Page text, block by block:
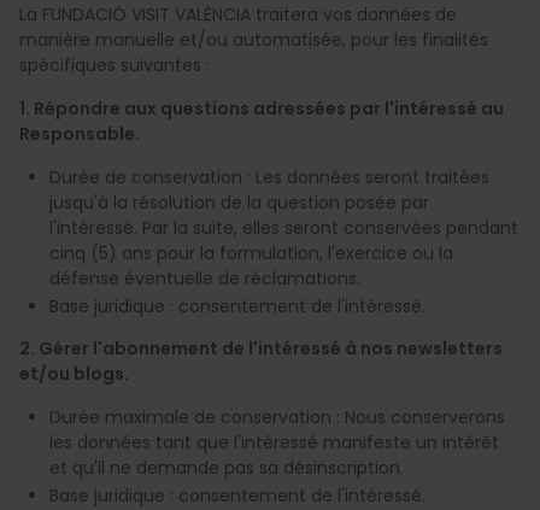
La FUNDACIÓ VISIT VALÈNCIA traitera vos données de
manière manuelle et/ou automatisée, pour les finalités
spécifiques suivantes :
1. Répondre aux questions adressées par l'intéressé au
Responsable.
Durée de conservation : Les données seront traitées
jusqu'à la résolution de la question posée par
l'intéressé. Par la suite, elles seront conservées pendant
cinq (5) ans pour la formulation, l'exercice ou la
défense éventuelle de réclamations.
Base juridique : consentement de l'intéressé.
2. Gérer l'abonnement de l'intéressé à nos newsletters
et/ou blogs.
Durée maximale de conservation : Nous conserverons
les données tant que l'intéressé manifeste un intérêt
et qu'il ne demande pas sa désinscription.
Base juridique : consentement de l'intéressé.